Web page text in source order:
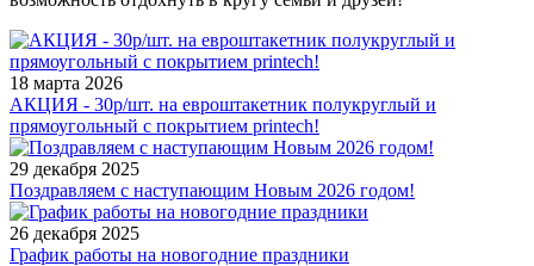
18 марта 2026
АКЦИЯ - 30р/шт. на евроштакетник полукруглый и
прямоугольный с покрытием printech!
29 декабря 2025
Поздравляем с наступающим Новым 2026 годом!
26 декабря 2025
График работы на новогодние праздники